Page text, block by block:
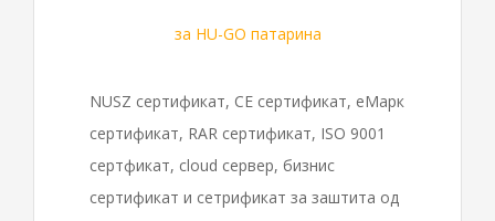
за HU-GO патарина
NUSZ сертификат, CE сертификат, еМарк
сертификат, RAR сертификат, ISO 9001
сертфикат, cloud сервер, бизнис
сертификат и сетрификат за заштита од